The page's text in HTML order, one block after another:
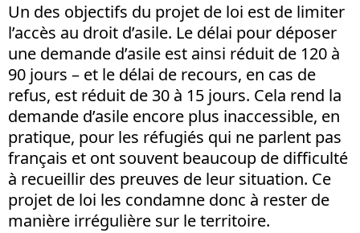
Un des objectifs du projet de loi est de limiter
l’accès au droit d’asile. Le délai pour déposer
une demande d’asile est ainsi réduit de 120 à
90 jours – et le délai de recours, en cas de
refus, est réduit de 30 à 15 jours. Cela rend la
demande d’asile encore plus inaccessible, en
pratique, pour les réfugiés qui ne parlent pas
français et ont souvent beaucoup de difficulté
à recueillir des preuves de leur situation. Ce
projet de loi les condamne donc à rester de
manière irrégulière sur le territoire.